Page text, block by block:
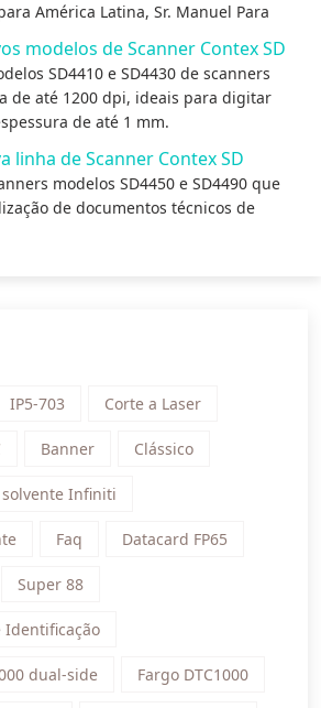
América Latina, Sr. Manuel Para
modelos de Scanner Contex SD
SD4410 e SD4430 de scanners
de até 1200 dpi, ideais para digitar
de até 1 mm.
linha de Scanner Contex SD
modelos SD4450 e SD4490 que
de documentos técnicos de
IP5-703 Corte a Laser
Banner Clássico
Infiniti
Faq Datacard FP65
Super 88
Identificação
dual-side Fargo DTC1000